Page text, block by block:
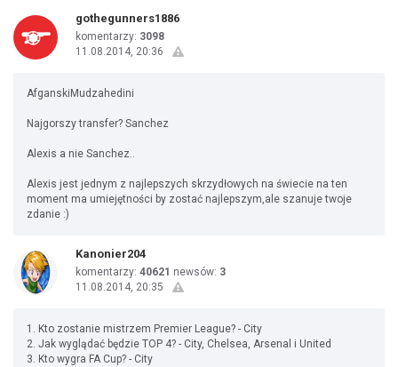
gothegunners1886
komentarzy: 3098
11.08.2014, 20:36
AfganskiMudzahedini
Najgorszy transfer? Sanchez
Alexis a nie Sanchez..
Alexis jest jednym z najlepszych skrzydłowych na świecie na ten
moment ma umiejętności by zostać najlepszym,ale szanuje twoje
zdanie :)
Kanonier204
komentarzy: 40621 newsów: 3
11.08.2014, 20:35
1. Kto zostanie mistrzem Premier League? - City
2. Jak wyglądać będzie TOP 4? - City, Chelsea, Arsenal i United
3. Kto wygra FA Cup? - City